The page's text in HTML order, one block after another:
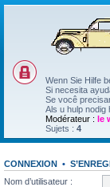
Wenn Sie Hilfe
Si necesita
Se você
Als u hulp nodig
Modérateur : le
Sujets : 4
CONNEXION •
Nom d’utilisateur :